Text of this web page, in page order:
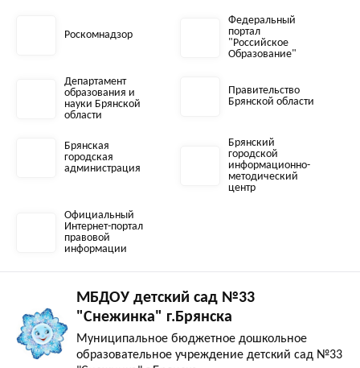
Роскомнадзор
Федеральный
портал
"Российское
Образование"
Департамент
образования и
науки Брянской
области
Правительство
Брянской области
Брянская
городская
администрация
Брянский
городской
информационно-
методический
центр
Официальный
Интернет-портал
правовой
информации
МБДОУ детский сад №33
"Снежинка" г.Брянска
Муниципальное бюджетное дошкольное
образовательное учреждение детский сад №33